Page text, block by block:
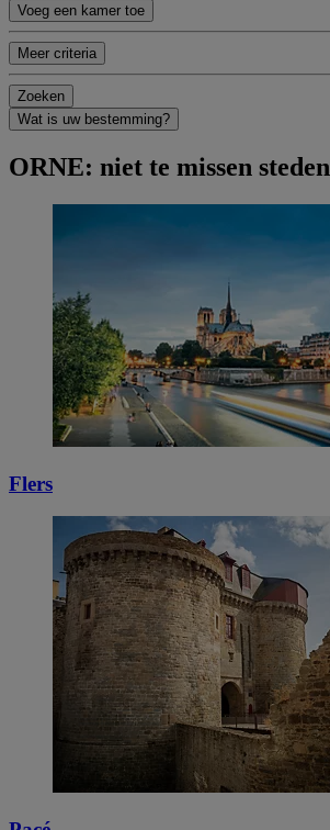
Voeg een kamer toe
Meer criteria
Zoeken
Wat is uw bestemming?
ORNE: niet te missen steden
Flers